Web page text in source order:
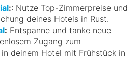
:: Nutze Top-Zimmerpreise und
deines Hotels in Rust.
: Entspanne und tanke neue
Zugang zum
deinem Hotel mit Frühstück in